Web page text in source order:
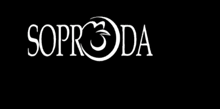
DELIVERS
5
STATE-
OF-